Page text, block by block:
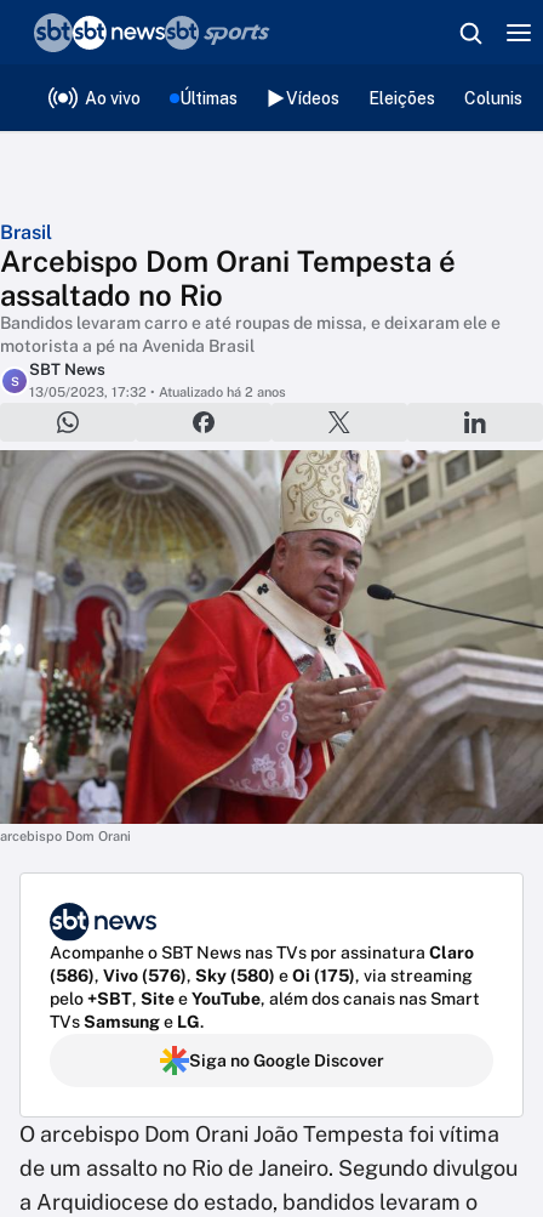
Ao vivo Últimas Vídeos Eleições
Brasil
Arcebispo Dom Orani Tempesta é
assaltado no Rio
Bandidos levaram carro e até roupas de missa, e deixaram ele e
motorista a pé na Avenida Brasil
S
SBT News
13/05/2023, 17:32 • Atualizado há 2 anos
arcebispo Dom Orani
Acompanhe o SBT News nas TVs por assinatura Claro
(586), Vivo (576), Sky (580) eOi (175), via streaming
pelo+SBT, SiteeYouTube, além dos canais nas Smart
TVsSamsunge LG.
Siga no Google Discover
O arcebispo Dom Orani João Tempesta foi vítima
de um assalto no Rio de Janeiro. Segundo divulgou
a Arquidiocese do estado, bandidos levaram o
❮voltar
Editorias